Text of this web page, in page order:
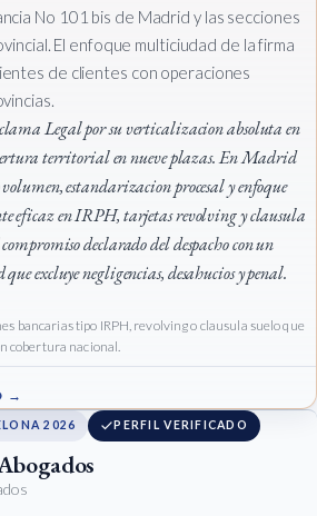
No 101 bis de Madrid y las secciones
El enfoque multiciudad de la firma
de clientes con operaciones
Legal por su verticalizacion absoluta en
territorial en nueve plazas. En Madrid
estandarizacion procesal y enfoque
eficaz en IRPH, tarjetas revolving y clausula
declarado del despacho con un
excluye negligencias, desahucios y penal.
bancarias tipo IRPH, revolving o clausula suelo que
cobertura nacional.
→
2026 PERFIL VERIFICADO